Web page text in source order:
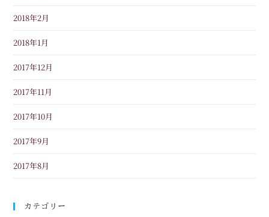
2018年2月
2018年1月
2017年12月
2017年11月
2017年10月
2017年9月
2017年8月
カテゴリー